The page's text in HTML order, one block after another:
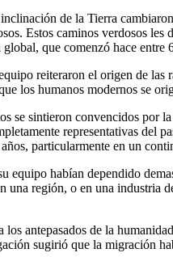
de la Tierra
Estos caminos verdosos
que comenzó hace entre
reiteraron el origen de
los humanos modernos se
se sintieron convencidos
representativas del
particularmente en un
equipo habían dependido
una región, o en una industria
los antepasados de la
sugirió que la migración